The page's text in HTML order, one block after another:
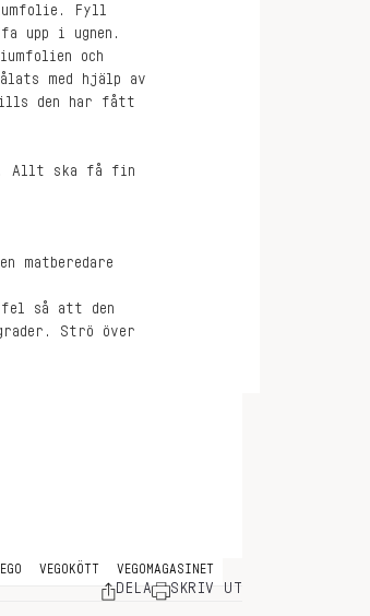
Fyll
upp i ugnen.
och
med hjälp av
den har fått
Allt ska få fin
matberedare
så att den
Strö över
VEGOKÖTT
VEGOMAGASINET
DELA SKRIV UT